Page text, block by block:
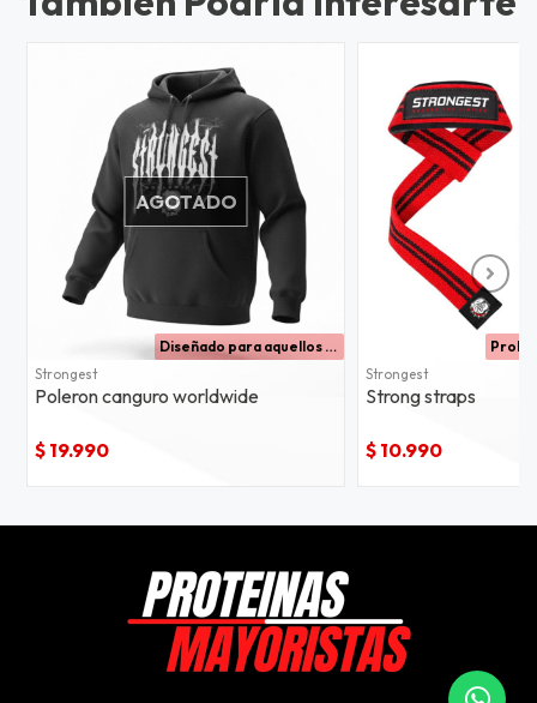
AGOTADO
Diseñado para aquellos que buscan máxima comodidad
Strongest
Poleron canguro worldwide
$ 19.990
Strongest
Strong straps
$ 10.990